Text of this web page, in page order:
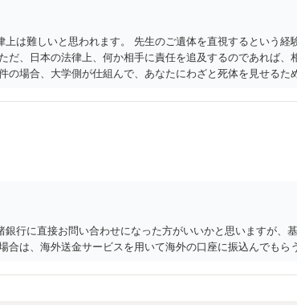
は難しいと思われます。 先生のご遺体を直視するという経
、日本の法律上、何か相手に責任を追及するのであれば、
の場合、大学側が仕組んで、あなたにわざと死体を見せるた
たに対して、『法的に』ケア等を強制することができない
も、難しいことになると思われます。 （義務もないことを
償等出来る余地がないかを現地の弁護士事務所に相談され
行に直接お問い合わせになった方がいいかと思いますが、
は、海外送金サービスを用いて海外の口座に振込んでもら